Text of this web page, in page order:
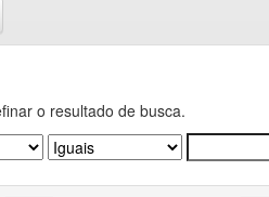
o resultado de busca.